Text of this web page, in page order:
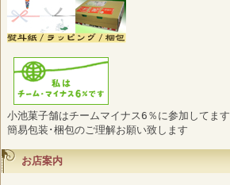
小池菓子舗はチームマイナス6％に参加してます
簡易包装･梱包のご理解お願い致します
お店案内